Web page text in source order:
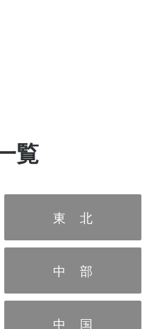
覧
東 北
中 部
中 国